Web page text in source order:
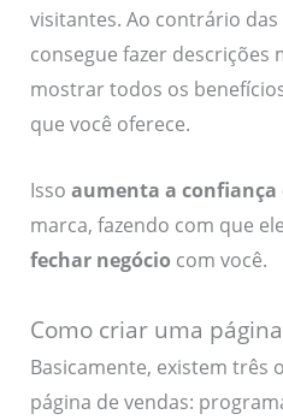
visitantes. Ao contrário das
consegue fazer descrições
mostrar todos os
que você oferece.
Isso aumenta a confiança
marca, fazendo com que
fechar negócio com você.
Como criar uma
Basicamente, existem três
página de vendas: